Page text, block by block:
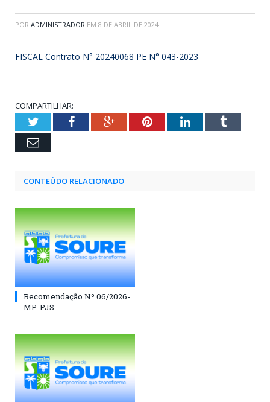
POR ADMINISTRADOR EM 8 DE ABRIL DE 2024
FISCAL Contrato N° 20240068 PE N° 043-2023
COMPARTILHAR:
TwitterFacebookGoogle+PinterestLinkedInTumblr
Email
CONTEÚDO RELACIONADO
Recomendação Nº 06/2026-
MP-PJS